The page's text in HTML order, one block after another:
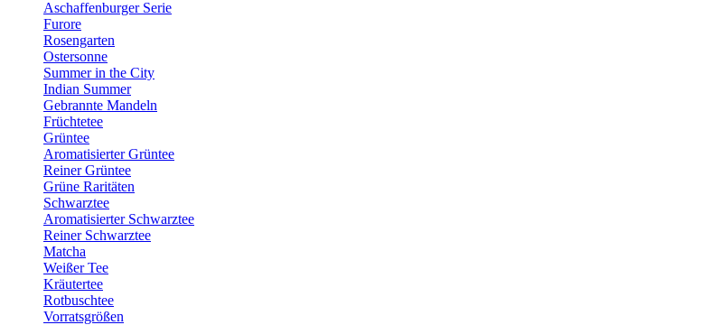
Aschaffenburger Serie
Furore
Rosengarten
Ostersonne
Summer in the City
Indian Summer
Gebrannte Mandeln
Früchtetee
Grüntee
Aromatisierter Grüntee
Reiner Grüntee
Grüne Raritäten
Schwarztee
Aromatisierter Schwarztee
Reiner Schwarztee
Matcha
Weißer Tee
Kräutertee
Rotbuschtee
Vorratsgrößen